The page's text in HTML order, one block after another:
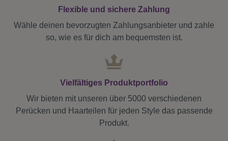
Flexible und sichere Zahlung
Wähle deinen bevorzugten Zahlungsanbieter und zahle
so, wie es für dich am bequemsten ist.
Vielfältiges Produktportfolio
Wir bieten mit unseren über 5000 verschiedenen
Perücken und Haarteilen für jeden Style das passende
Produkt.